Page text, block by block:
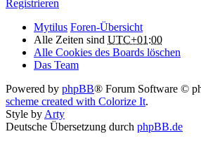
Registrieren
Mytilus Foren-Übersicht
Alle Zeiten sind UTC+01:00
Alle Cookies des Boards löschen
Das Team
Powered by phpBB® Forum Software ©
scheme created with Colorize It.
Style by Arty
Deutsche Übersetzung durch phpBB.de